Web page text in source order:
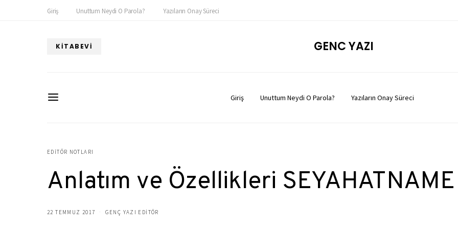
Giriş Unuttum Neydi O Parola? Yazıların Onay Süreci
KITABEVI GENC YAZI
Giriş Unuttum Neydi O Parola? Yazıların Onay Süreci
EDITÖR NOTLARI
Anlatım ve Özellikleri SEYAHATNAME
22 TEMMUZ 2017 GENÇ YAZI EDITÖR